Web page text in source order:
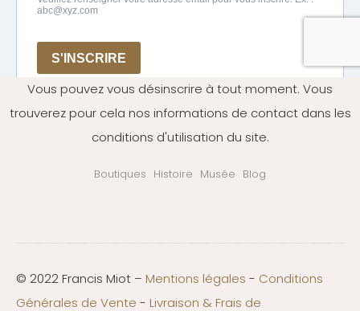
Vous pouvez vous désinscrire à tout moment. Vous
trouverez pour cela nos informations de contact dans les
conditions d'utilisation du site.
Boutiques Histoire Musée Blog
© 2022 Francis Miot – Mentions légales - Conditions
Générales de Vente - Livraison & Frais de